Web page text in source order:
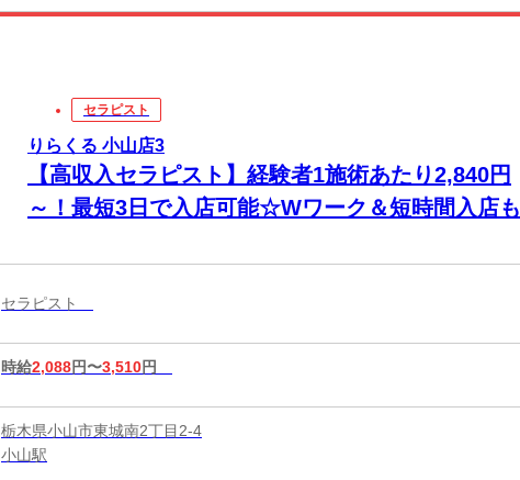
セラピスト
りらくる 小山店3
【高収入セラピスト】経験者1施術あたり2,840円
～！最短3日で入店可能☆Wワーク＆短時間入店も
セラピスト
時給2,088円〜3,510円
栃木県小山市東城南2丁目2-4
小山駅